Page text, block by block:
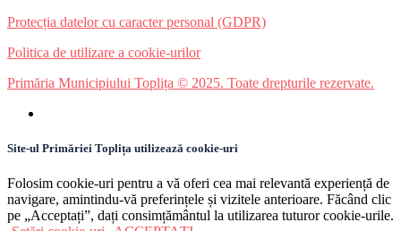
Protecția datelor cu caracter personal (GDPR)
Politica de utilizare a cookie-urilor
Primăria Municipiului Toplița © 2025. Toate drepturile rezervate.
Site-ul Primăriei Toplița utilizează cookie-uri
Folosim cookie-uri pentru a vă oferi cea mai relevantă experiență de
navigare, amintindu-vă preferințele și vizitele anterioare. Făcând clic
pe „Acceptați”, dați consimțământul la utilizarea tuturor cookie-urile.